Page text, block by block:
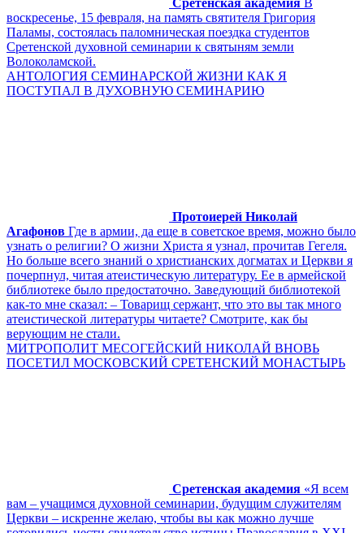
воскресенье, 15 февраля, на память святителя Григория
Паламы, состоялась паломническая поездка студентов
Сретенской духовной семинарии к святыням земли
Волоколамской.
АНТОЛОГИЯ СЕМИНАРСКОЙ ЖИЗНИ КАК Я
ПОСТУПАЛ В ДУХОВНУЮ СЕМИНАРИЮ
Протоиерей Николай
Агафонов Где в армии, да еще в советское время, можно было
узнать о религии? О жизни Христа я узнал, прочитав Гегеля.
Но больше всего знаний о христианских догматах и Церкви я
почерпнул, читая атеистическую литературу. Ее в армейской
библиотеке было предостаточно. Заведующий библиотекой
как-то мне сказал: – Товарищ сержант, что это вы так много
атеистической литературы читаете? Смотрите, как бы
верующим не стали.
МИТРОПОЛИТ МЕСОГЕЙСКИЙ НИКОЛАЙ ВНОВЬ
ПОСЕТИЛ МОСКОВСКИЙ СРЕТЕНСКИЙ МОНАСТЫРЬ
Сретенская академия «Я всем
вам – учащимся духовной семинарии, будущим служителям
Церкви – искренне желаю, чтобы вы как можно лучше